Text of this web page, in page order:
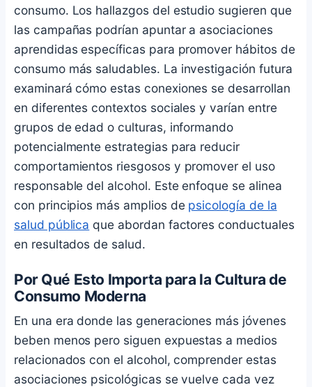
consumo. Los hallazgos del estudio sugieren que
las campañas podrían apuntar a asociaciones
aprendidas específicas para promover hábitos de
consumo más saludables. La investigación futura
examinará cómo estas conexiones se desarrollan
en diferentes contextos sociales y varían entre
grupos de edad o culturas, informando
potencialmente estrategias para reducir
comportamientos riesgosos y promover el uso
responsable del alcohol. Este enfoque se alinea
con principios más amplios de psicología de la
salud pública que abordan factores conductuales
en resultados de salud.
Por Qué Esto Importa para la Cultura de
Consumo Moderna
En una era donde las generaciones más jóvenes
beben menos pero siguen expuestas a medios
relacionados con el alcohol, comprender estas
asociaciones psicológicas se vuelve cada vez